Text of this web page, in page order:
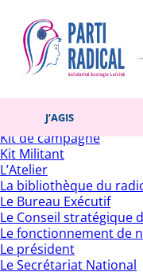
J’AGIS
Pages
Accueil
Actualités
Contact
J’adhère
Kit de campagne
Kit Militant
L’Atelier
La bibliothèque du
Le Bureau Exécutif
Le Conseil stratégique
Le fonctionnement de
Le président
Le Secrétariat National